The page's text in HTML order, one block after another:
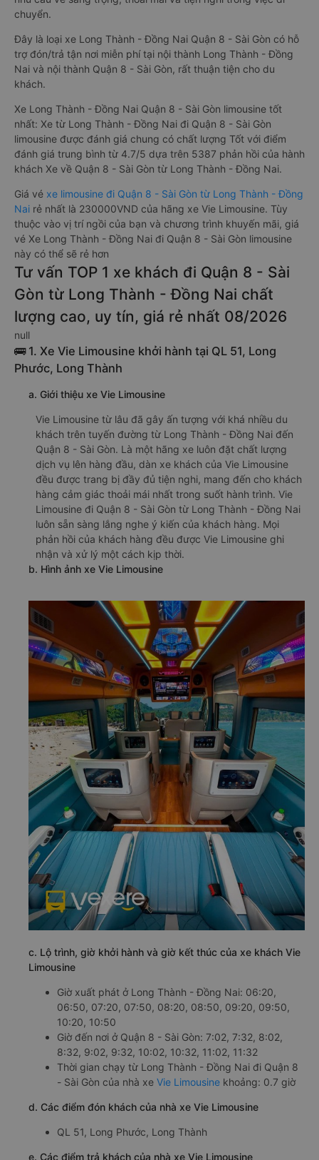
chuyển.
Đây là loại xe Long Thành - Đồng Nai Quận 8 - Sài Gòn có hỗ
trợ đón/trả tận nơi miễn phí tại nội thành Long Thành - Đồng
Nai và nội thành Quận 8 - Sài Gòn, rất thuận tiện cho du
khách.
Xe Long Thành - Đồng Nai Quận 8 - Sài Gòn limousine tốt
nhất: Xe từ Long Thành - Đồng Nai đi Quận 8 - Sài Gòn
limousine được đánh giá chung có chất lượng Tốt với điểm
đánh giá trung bình từ 4.7/5 dựa trên 5387 phản hồi của hành
khách Xe về Quận 8 - Sài Gòn từ Long Thành - Đồng Nai.
Giá vé xe limousine đi Quận 8 - Sài Gòn từ Long Thành - Đồng
Nai rẻ nhất là 230000VND của hãng xe Vie Limousine. Tùy
thuộc vào vị trí ngồi của bạn và chương trình khuyến mãi, giá
vé Xe Long Thành - Đồng Nai đi Quận 8 - Sài Gòn limousine
này có thể sẽ rẻ hơn
Tư vấn TOP 1 xe khách đi Quận 8 - Sài
Gòn từ Long Thành - Đồng Nai chất
lượng cao, uy tín, giá rẻ nhất 08/2026
null
🚌 1. Xe Vie Limousine khởi hành tại QL 51, Long
Phước, Long Thành
a. Giới thiệu xe Vie Limousine
Vie Limousine từ lâu đã gây ấn tượng với khá nhiều du
khách trên tuyến đường từ Long Thành - Đồng Nai đến
Quận 8 - Sài Gòn. Là một hãng xe luôn đặt chất lượng
dịch vụ lên hàng đầu, dàn xe khách của Vie Limousine
đều được trang bị đầy đủ tiện nghi, mang đến cho khách
hàng cảm giác thoải mái nhất trong suốt hành trình. Vie
Limousine đi Quận 8 - Sài Gòn từ Long Thành - Đồng Nai
luôn sẵn sàng lắng nghe ý kiến của khách hàng. Mọi
phản hồi của khách hàng đều được Vie Limousine ghi
nhận và xử lý một cách kịp thời.
b. Hình ảnh xe Vie Limousine
c. Lộ trình, giờ khởi hành và giờ kết thúc của xe khách Vie
Limousine
Giờ xuất phát ở Long Thành - Đồng Nai: 06:20,
06:50, 07:20, 07:50, 08:20, 08:50, 09:20, 09:50,
10:20, 10:50
Giờ đến nơi ở Quận 8 - Sài Gòn: 7:02, 7:32, 8:02,
8:32, 9:02, 9:32, 10:02, 10:32, 11:02, 11:32
Thời gian chạy từ Long Thành - Đồng Nai đi Quận 8
- Sài Gòn của nhà xe Vie Limousine khoảng: 0.7 giờ
d. Các điểm đón khách của nhà xe Vie Limousine
QL 51, Long Phước, Long Thành
e. Các điểm trả khách của nhà xe Vie Limousine